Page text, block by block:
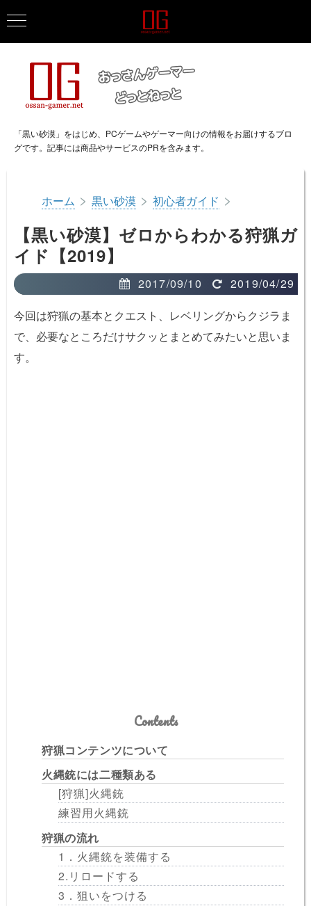
「黒い砂漠」をはじめ、PCゲームやゲーマー向けの情報をお届けするブロ
グです。記事には商品やサービスのPRを含みます。
ホーム > 黒い砂漠 > 初心者ガイド >
【黒い砂漠】ゼロからわかる狩猟ガ
イド【2019】
2017/09/10
2019/04/29
今回は狩猟の基本とクエスト、レベリングからクジラま
で、必要なところだけサクッとまとめてみたいと思いま
す。
Contents
狩猟コンテンツについて
火縄銃には二種類ある
[狩猟]火縄銃
練習用火縄銃
狩猟の流れ
1．火縄銃を装備する
2.リロードする
3．狙いをつける